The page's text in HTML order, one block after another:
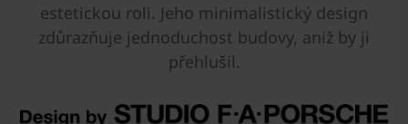
estetickou roli. Jeho minimalistický design
zdůrazňuje jednoduchost budovy, aniž by ji
přehlušil.